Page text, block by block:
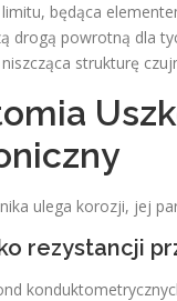
będąca
drogą powrotną dla
strukturę
ulega korozji, jej
rezystancji